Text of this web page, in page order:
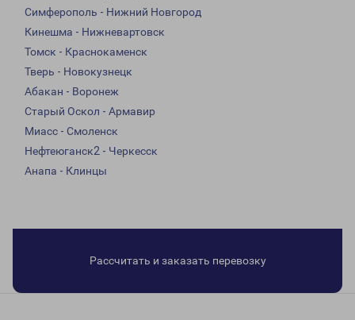
Симферополь - Нижний Новгород
Кинешма - Нижневартовск
Томск - Краснокаменск
Тверь - Новокузнецк
Абакан - Воронеж
Старый Оскол - Армавир
Миасс - Смоленск
Нефтеюганск2 - Черкесск
Анапа - Клинцы
Рассчитать и заказать перевозку